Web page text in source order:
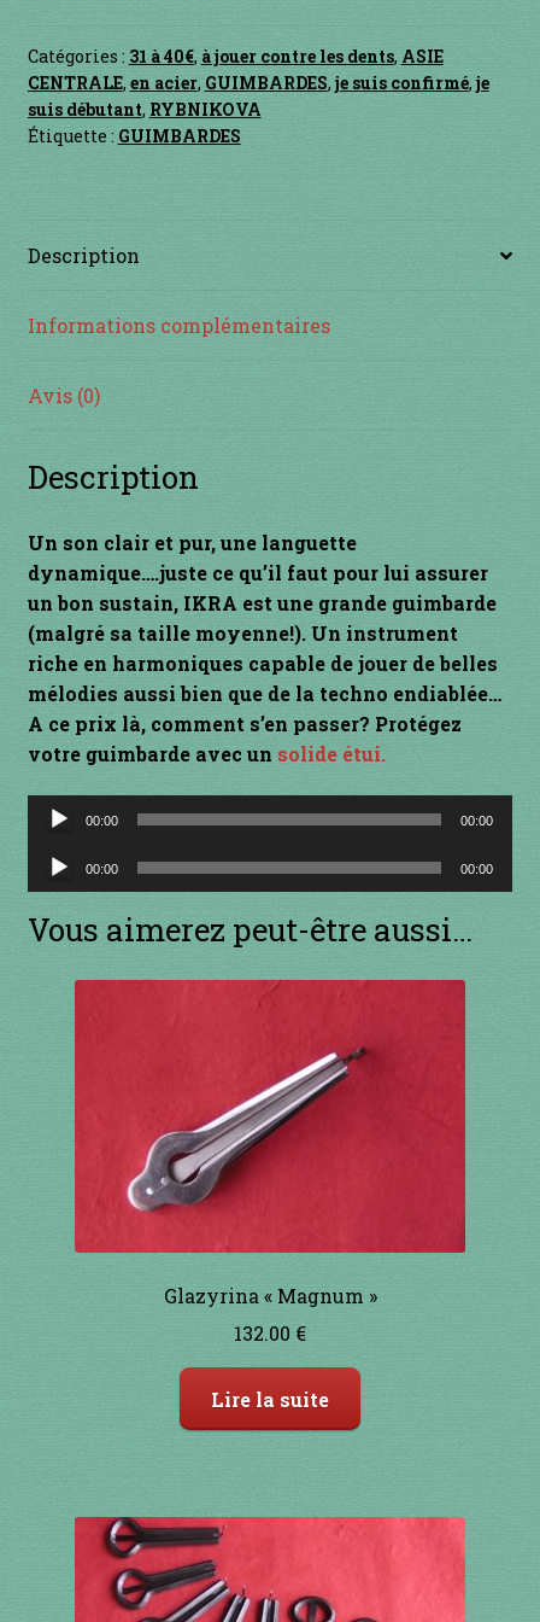
en acier
en bambou
en bronze
en cuivre
en laiton
INSTRUMENTS DIVERS
je suis confirmé
je suis débutant
Mon Compte
Newsletter
71 à 80€
81 à 90€
Catégories : 31 à 40€, à jouer contre les dents, ASIE
CENTRALE,en acier, GUIMBARDES, je suis confirmé, je
suis débutant, RYBNIKOVA
Étiquette : GUIMBARDES
Description
Informations complémentaires
Avis (0)
Description
Un son clair et pur, une languette
dynamique….juste ce qu’il faut pour lui assurer
un bon sustain, IKRA est une grande guimbarde
(malgré sa taille moyenne!). Un instrument
riche en harmoniques capable de jouer de belles
mélodies aussi bien que de la techno endiablée…
A ce prix là, comment s’en passer? Protégez
votre guimbarde avec un solide étui.
Lecteur00:00 00:00
Lecteur
audio
00:00 00:00
Vous aimerez peut-être aussi…
Glazyrina « Magnum »
132.00 €
Lire la suite